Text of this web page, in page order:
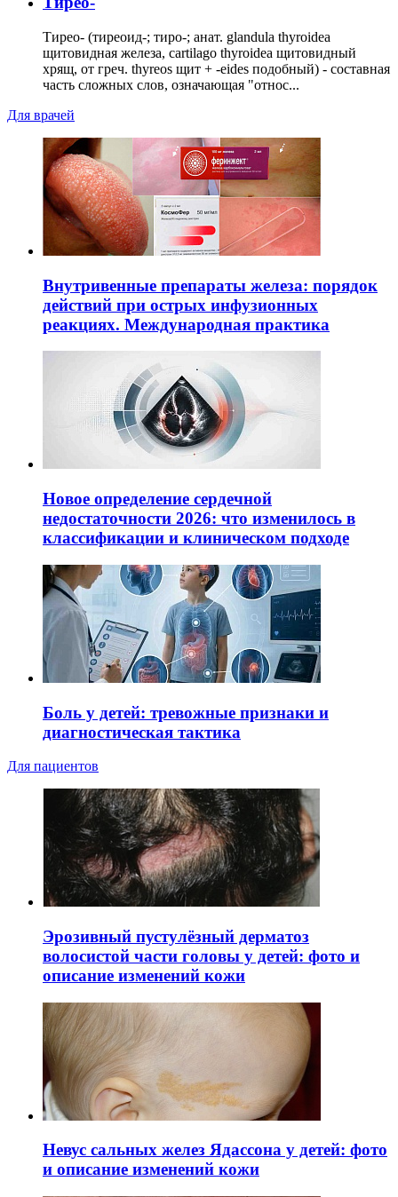
Тирео- (тиреоид-; тиро-; анат. glandula thyroidea
щитовидная железа, cartilago thyroidea щитовидный
хрящ, от греч. thyreos щит + -eides подобный) - составная
часть сложных слов, означающая "относ...
Для врачей
Внутривенные препараты железа: порядок
действий при острых инфузионных
реакциях. Международная практика
Новое определение сердечной
недостаточности 2026: что изменилось в
классификации и клиническом подходе
Боль у детей: тревожные признаки и
диагностическая тактика
Для пациентов
Эрозивный пустулёзный дерматоз
волосистой части головы у детей: фото и
описание изменений кожи
Невус сальных желез Ядассона у детей: фото
и описание изменений кожи